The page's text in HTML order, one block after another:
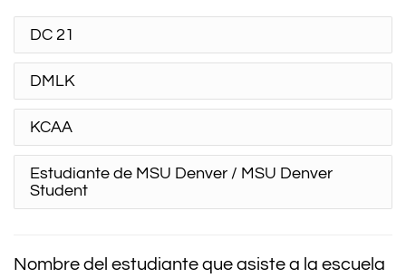
DC 21
DMLK
KCAA
Estudiante de MSU Denver / MSU Denver
Student
Nombre del estudiante que asiste a la escuela